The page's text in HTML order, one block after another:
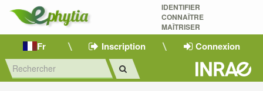
IDENTIFIER
CONNAÎTRE
MAÎTRISER
Fr Inscription Connexion